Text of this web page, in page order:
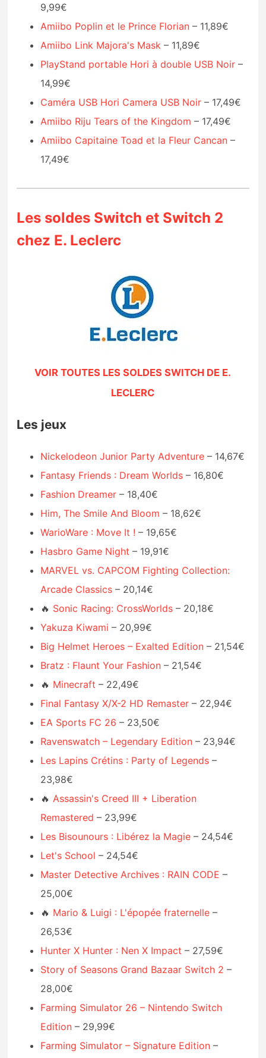
9,99€
Amiibo Poplin et le Prince Florian – 11,89€
Amiibo Link Majora's Mask – 11,89€
PlayStand portable Hori à double USB Noir –
14,99€
Caméra USB Hori Camera USB Noir – 17,49€
Amiibo Riju Tears of the Kingdom – 17,49€
Amiibo Capitaine Toad et la Fleur Cancan –
17,49€
Les soldes Switch et Switch 2
chez E. Leclerc
VOIR TOUTES LES SOLDES SWITCH DE E.
LECLERC
Les jeux
Nickelodeon Junior Party Adventure – 14,67€
Fantasy Friends : Dream Worlds – 16,80€
Fashion Dreamer – 18,40€
Him, The Smile And Bloom – 18,62€
WarioWare : Move It ! – 19,65€
Hasbro Game Night – 19,91€
MARVEL vs. CAPCOM Fighting Collection:
Arcade Classics – 20,14€
🔥 Sonic Racing: CrossWorlds – 20,18€
Yakuza Kiwami – 20,99€
Big Helmet Heroes – Exalted Edition – 21,54€
Bratz : Flaunt Your Fashion – 21,54€
🔥 Minecraft – 22,49€
Final Fantasy X/X-2 HD Remaster – 22,94€
EA Sports FC 26 – 23,50€
Ravenswatch – Legendary Edition – 23,94€
Les Lapins Crétins : Party of Legends –
23,98€
🔥Assassin's Creed III + Liberation
Remastered – 23,99€
Les Bisounours : Libérez la Magie – 24,54€
Let's School – 24,54€
Master Detective Archives : RAIN CODE –
25,00€
🔥 Mario & Luigi : L'épopée fraternelle –
26,53€
Hunter X Hunter : Nen X Impact – 27,59€
Story of Seasons Grand Bazaar Switch 2 –
28,00€
Farming Simulator 26 – Nintendo Switch
Edition – 29,99€
Farming Simulator – Signature Edition –